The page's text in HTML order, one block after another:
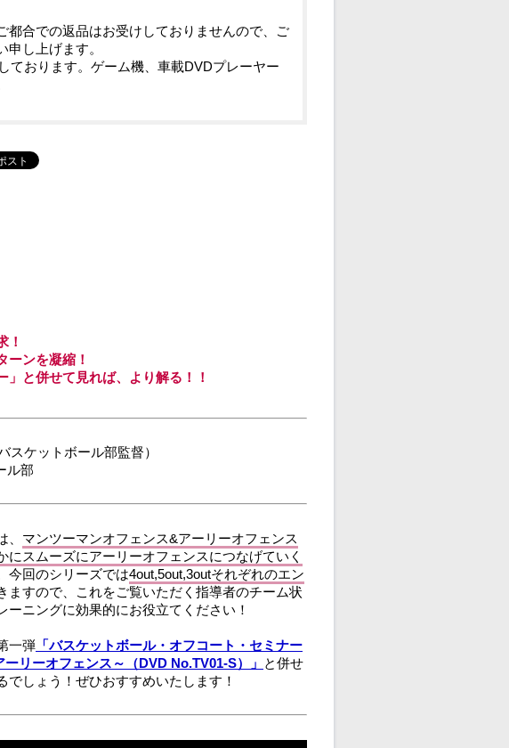
合での返品はお受けしておりませんので、ご
し上げます。
ております。ゲーム機、車載DVDプレーヤー
！
ンを凝縮！
と併せて見れば、より解る！！
スケットボール部監督）
ル部
マンツーマンオフェンス&アーリーオフェンス
にスムーズにアーリーオフェンスにつなげていく
今回のシリーズでは4out,5out,3outそれぞれのエン
ますので、これをご覧いただく指導者のチーム状
ニングに効果的にお役立てください！
一弾 「バスケットボール・オフコート・セミナー
リーオフェンス～（DVD No.TV01-S）」
と併せ
しょう！ぜひおすすめいたします！